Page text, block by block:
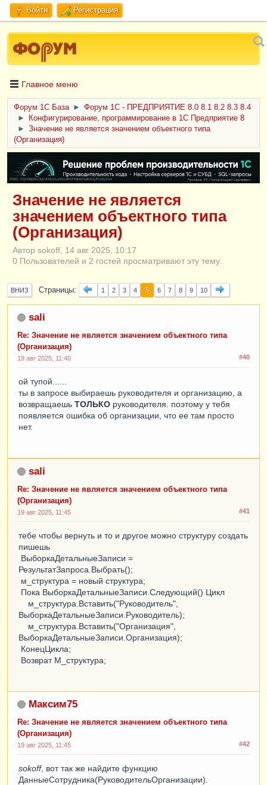
Войти Регистрация
Главное меню
Форум 1C База ►
Форум 1С - ПРЕДПРИЯТИЕ 8.0 8.1 8.2 8.3 8.4
►
Конфигурирование, программирование в 1С Предприятие 8
►
Значение не является значением объектного типа
(Организация)
ERID: CQH36pWzJqVJD4xVLsnhcU4hVPNjkBZe8KKxjJiYySyZAz
Значение не является
значением объектного типа
(Организация)
Автор sokoff, 14 авг 2025, 10:17
0 Пользователей и 2 гостей просматривают эту тему.
ВНИЗ Страницы 1 2 3 4 5 6 7 8 9 10
sali
Re: Значение не является значением объектного типа
(Организация)
#40
19 авг 2025, 11:40
ой тупой......
ты в запросе выбираешь руководителя и организацию, а
возвращаешь ТОЛЬКО руководителя. поэтому у тебя
появляется ошибка об организации, что ее там просто
нет.
sali
Re: Значение не является значением объектного типа
(Организация)
#41
19 авг 2025, 11:45
тебе чтобы вернуть и то и другое можно структуру создать
пишешь
ВыборкаДетальныеЗаписи =
РезультатЗапроса.Выбрать();
м_структура = новый структура;
Пока ВыборкаДетальныеЗаписи.Следующий() Цикл
м_структура.Вставить("Руководитель",
ВыборкаДетальныеЗаписи.Руководитель);
м_структура.Вставить("Организация",
ВыборкаДетальныеЗаписи.Организация);
КонецЦикла;
Возврат М_структура;
Максим75
Re: Значение не является значением объектного типа
(Организация)
#42
19 авг 2025, 11:45
sokoff, вот так же найдите функцию
ДанныеСотрудника(РуководительОрганизации).